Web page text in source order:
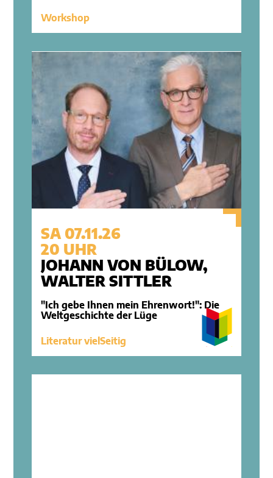
Workshop
SA 07.11.26
20 UHR
JOHANN VON BÜLOW,
WALTER SITTLER
"Ich gebe Ihnen mein Ehrenwort!": Die
Weltgeschichte der Lüge
Literatur vielSeitig